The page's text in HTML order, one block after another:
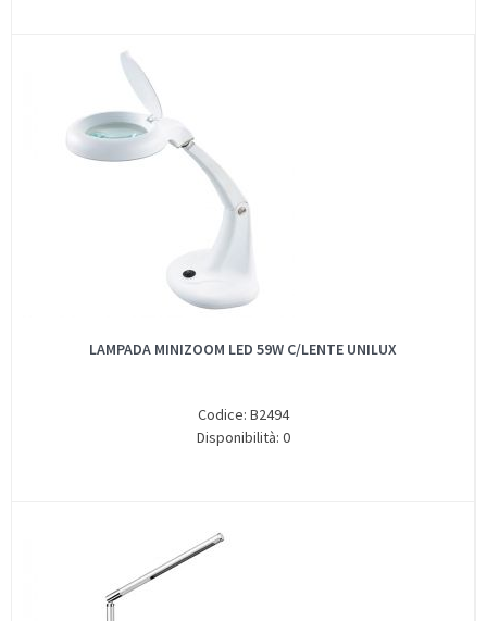
LAMPADA MINIZOOM LED 59W C/LENTE UNILUX
Codice: B2494
Disponibilità: 0